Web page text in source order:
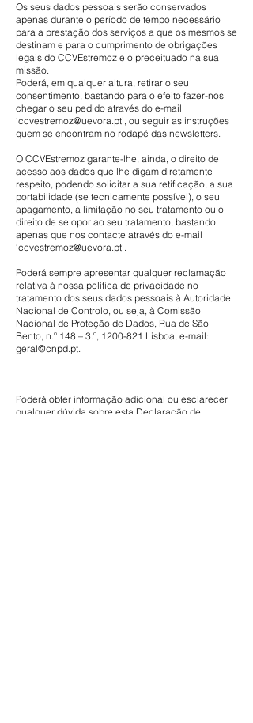
Os seus dados pessoais serão conservados
apenas durante o período de tempo necessário
para a prestação dos serviços a que os mesmos se
destinam e para o cumprimento de obrigações
legais do CCVEstremoz e o preceituado na sua
missão.
Poderá, em qualquer altura, retirar o seu
consentimento, bastando para o efeito fazer-nos
chegar o seu pedido através do e-mail
‘ccvestremoz@uevora.pt’, ou seguir as instruções
quem se encontram no rodapé das newsletters.
O CCVEstremoz garante-lhe, ainda, o direito de
acesso aos dados que lhe digam diretamente
respeito, podendo solicitar a sua retificação, a sua
portabilidade (se tecnicamente possível), o seu
apagamento, a limitação no seu tratamento ou o
direito de se opor ao seu tratamento, bastando
apenas que nos contacte através do e-mail
‘ccvestremoz@uevora.pt’.
Poderá sempre apresentar qualquer reclamação
relativa à nossa política de privacidade no
tratamento dos seus dados pessoais à Autoridade
Nacional de Controlo, ou seja, à Comissão
Nacional de Proteção de Dados, Rua de São
Bento, n.º 148 – 3.º, 1200-821 Lisboa, e-mail:
geral@cnpd.pt.
Poderá obter informação adicional ou esclarecer
qualquer dúvida sobre esta Declaração de